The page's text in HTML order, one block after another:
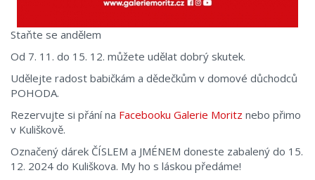
Staňte se andělem
Od 7. 11. do 15. 12. můžete udělat dobrý skutek.
Udělejte radost babičkám a dědečkům v domové důchodců
POHODA.
Rezervujte si přání na Facebooku Galerie Moritz nebo přimo
v Kuliškově.
Označený dárek ČÍSLEM a JMÉNEM doneste zabalený do 15.
12. 2024 do Kuliškova. My ho s láskou předáme!